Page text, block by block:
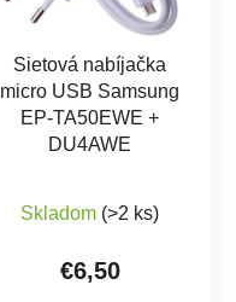
Sietová nabíjačka
micro USB Samsung
EP-TA50EWE +
DU4AWE
Skladom (>2 ks)
€6,50